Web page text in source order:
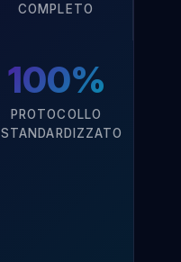
COMPLETO
100%
PROTOCOLLO
STANDARDIZZATO